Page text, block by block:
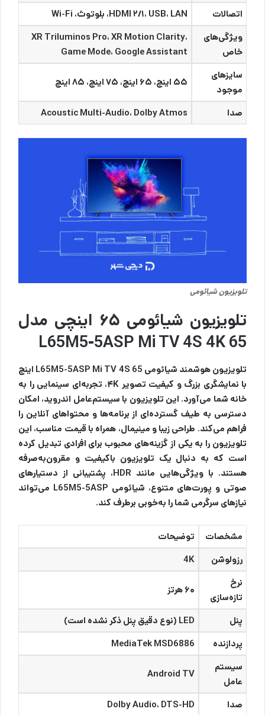
اتصالات
HDMI ۲/۱، USB، LAN، بلوتوث، Wi-Fi
ویژگی‌های
خاص
XR Triluminos Pro، XR Motion Clarity،
Game Mode، Google Assistant
سایزهای
موجود
۵۵ اینچ، ۶۵ اینچ، ۷۵ اینچ، ۸۵ اینچ
صدا Acoustic Multi-Audio، Dolby Atmos
تلویزیون شیائومی
تلویزیون شیائومی ۶۵ اینچی مدل
L65M5-5ASP Mi TV 4S 4K 65
تلویزیون هوشمند شیائومی L65M5-5ASP Mi TV 4S 65 اینچ
با نمایشگری بزرگ و کیفیت تصویر ۴K، تجربه‌ای سینمایی را به
خانه شما می‌آورد. این تلویزیون با سیستم‌عامل اندروید، امکان
دسترسی به طیف گسترده‌ای از برنامه‌ها و محتواهای آنلاین را
فراهم می‌کند. طراحی زیبا و مینیمال، همراه با قیمت مناسب، این
تلویزیون را به یکی از گزینه‌های محبوب برای افرادی تبدیل کرده
است که به دنبال یک تلویزیون باکیفیت و مقرون‌به‌صرفه
هستند. با ویژگی‌هایی مانند HDR، پشتیبانی از دستیارهای
صوتی و پورت‌های متنوع، شیائومی L65M5-5ASP می‌تواند
نیازهای سرگرمی شما را به‌خوبی برطرف کند.
مشخصات
توضیحات
رزولوشن
4K
نرخ
تازه‌سازی
۶۰ هرتز
پنل
LED (نوع دقیق پنل ذکر نشده است)
پردازنده
MediaTek MSD6886
سیستم
عامل
Android TV
صدا
Dolby Audio، DTS-HD